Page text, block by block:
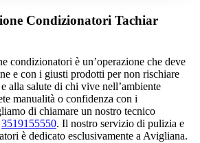
Condizionatori Tachiar
condizionatori è un’operazione che deve
e con i giusti prodotti per non rischiare
alla salute di chi vive nell’ambiente
manualità o confidenza con i
di chiamare un nostro tecnico
3519155550. Il nostro servizio di pulizia e
è dedicato esclusivamente a Avigliana.